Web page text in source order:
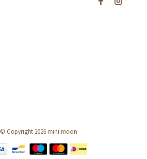
© Copyright 2026 mini moon